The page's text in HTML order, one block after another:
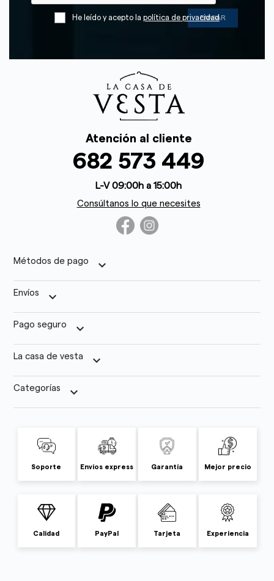
He leído y acepto la política de privacidad
Atención al cliente
682 573 449
L-V 09:00h a 15:00h
Consúltanos lo que necesites
Métodos de pago keyboard_arrow_down
Envíos keyboard_arrow_down
Pago seguro keyboard_arrow_down
La casa de vesta keyboard_arrow_down
Categorías keyboard_arrow_down
Soporte Envíos express Garantía Mejor precio
Calidad PayPal Tarjeta Experiencia